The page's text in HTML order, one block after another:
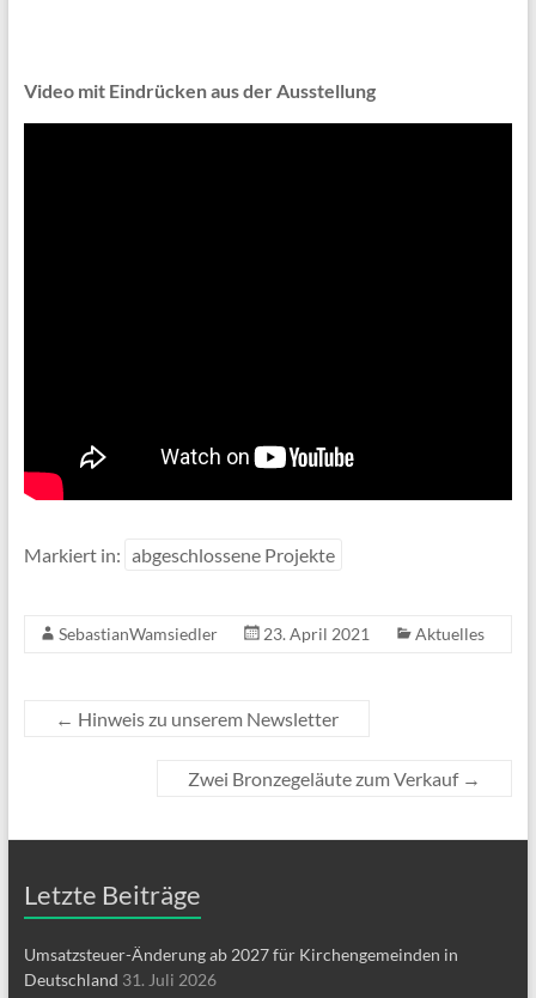
Video mit Eindrücken aus der Ausstellung
Markiert in: abgeschlossene Projekte
SebastianWamsiedler 23. April 2021 Aktuelles
← Hinweis zu unserem Newsletter
Zwei Bronzegeläute zum Verkauf →
Letzte Beiträge
Umsatzsteuer-Änderung ab 2027 für Kirchengemeinden in
Deutschland 31. Juli 2026